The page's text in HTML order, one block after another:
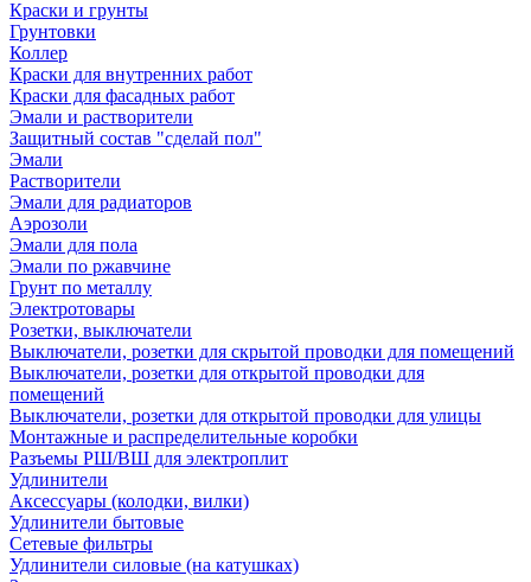
Краски и грунты
Грунтовки
Коллер
Краски для внутренних работ
Краски для фасадных работ
Эмали и растворители
Защитный состав "сделай пол"
Эмали
Растворители
Эмали для радиаторов
Аэрозоли
Эмали для пола
Эмали по ржавчине
Грунт по металлу
Электротовары
Розетки, выключатели
Выключатели, розетки для скрытой проводки для помещений
Выключатели, розетки для открытой проводки для
помещений
Выключатели, розетки для открытой проводки для улицы
Монтажные и распределительные коробки
Разъемы РШ/ВШ для электроплит
Удлинители
Аксессуары (колодки, вилки)
Удлинители бытовые
Сетевые фильтры
Удлинители силовые (на катушках)